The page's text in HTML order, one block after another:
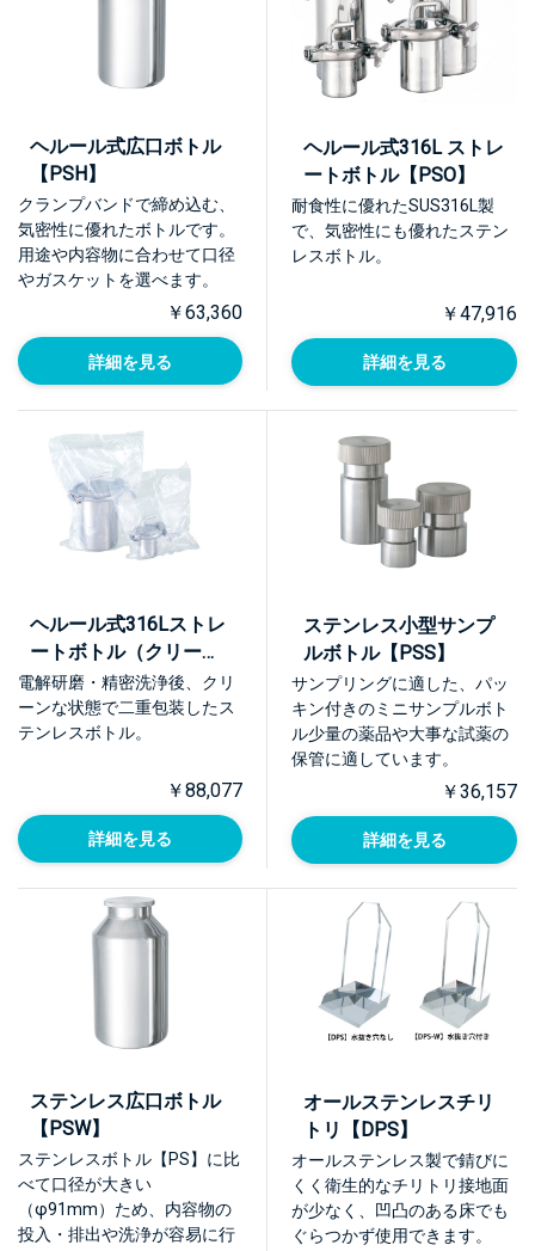
ヘルール式広口ボトル
【PSH】
クランプバンドで締め込む、
気密性に優れたボトルです。
用途や内容物に合わせて口径
やガスケットを選べます。
￥63,360
詳細を見る
ヘルール式316L ストレ
ートボトル【PSO】
耐食性に優れたSUS316L製
で、気密性にも優れたステン
レスボトル。
￥47,916
詳細を見る
ヘルール式316Lストレ
ートボトル（クリーン
パック）【PSO-CP】
電解研磨・精密洗浄後、クリ
ーンな状態で二重包装したス
テンレスボトル。
￥88,077
詳細を見る
ステンレス小型サンプ
ルボトル【PSS】
サンプリングに適した、パッ
キン付きのミニサンプルボト
ル少量の薬品や大事な試薬の
保管に適しています。
￥36,157
詳細を見る
ステンレス広口ボトル
【PSW】
ステンレスボトル【PS】に比
べて口径が大きい
（φ91mm）ため、内容物の
投入・排出や洗浄が容易に行
オールステンレスチリ
トリ【DPS】
オールステンレス製で錆びに
くく衛生的なチリトリ接地面
が少なく、凹凸のある床でも
ぐらつかず使用できます。